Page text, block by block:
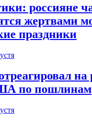
россияне
жертвами
праздники
на
по пошлинам